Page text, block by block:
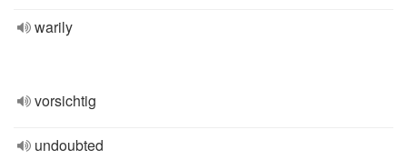
warily
vorsichtig
undoubted